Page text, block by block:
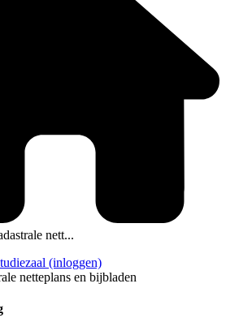
nett...
(inloggen)
netteplans en bijbladen